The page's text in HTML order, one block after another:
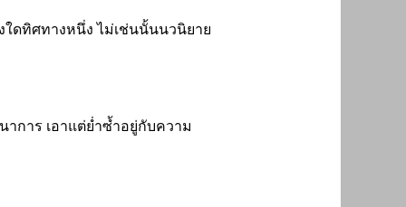
ดทิศทางหนึ่ง ไม่เช่นนั้นนวนิยาย
าการ เอาแต่ย่ำซ้ำอยู่กับความ